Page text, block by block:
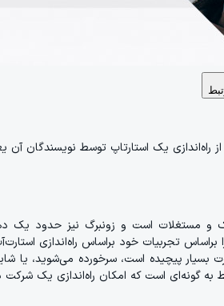
راه‌اندازی یک استارتاپ توسط نویسندگان
و مستغلات است و زونبرگ نیز حدود یک
تجربیات خود براساس را‌ه‌اندازی استارت‌آپ موفق
بسیار پیچیده است، سرخورده می‌شوید، یا
به گونه‌ای است که امکان راه‌اندازی یک